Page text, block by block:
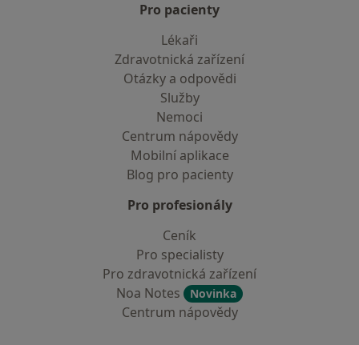
Pro pacienty
Lékaři
Zdravotnická zařízení
Otázky a odpovědi
Služby
Nemoci
Centrum nápovědy
Mobilní aplikace
Blog pro pacienty
Pro profesionály
Ceník
Pro specialisty
Pro zdravotnická zařízení
Noa Notes
Novinka
Centrum nápovědy